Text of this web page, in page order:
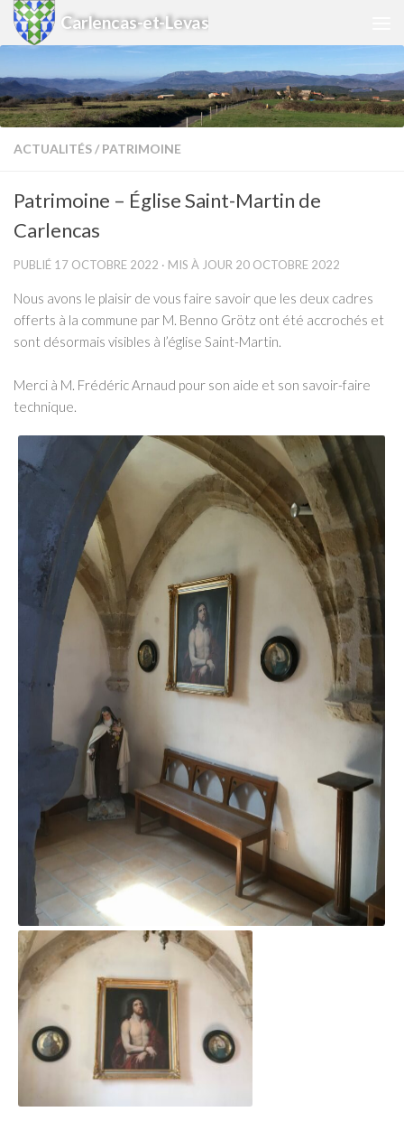
Skip to content
Carlencas-et-Levas
ACTUALITÉS/ PATRIMOINE
Patrimoine – Église Saint-Martin de
Carlencas
PUBLIÉ 17 OCTOBRE 2022 · MIS À JOUR 20 OCTOBRE 2022
Nous avons le plaisir de vous faire savoir que les deux cadres
offerts à la commune par M. Benno Grötz ont été accrochés et
sont désormais visibles à l’église Saint-Martin.
Merci à M. Frédéric Arnaud pour son aide et son savoir-faire
technique.